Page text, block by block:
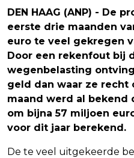
DEN HAAG (ANP) - De
eerste drie maanden
euro te veel gekregen
Door een rekenfout bij
wegenbelasting
geld dan waar ze recht
maand werd al bekend
om bijna 57 miljoen
voor dit jaar berekend.
De te veel uitgekeerde